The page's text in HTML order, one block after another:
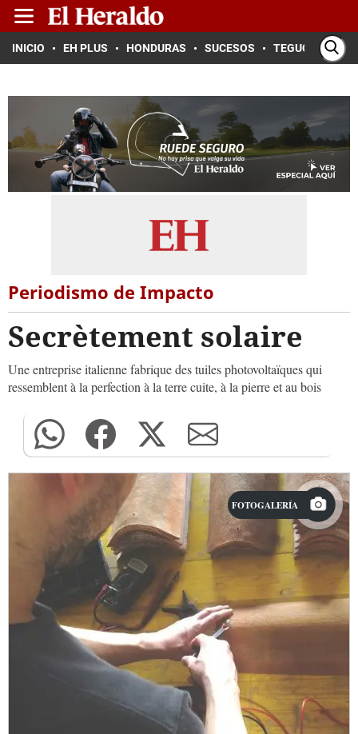
INICIO EH PLUS HONDURAS SUCESOS TEGUCIGALPA
Periodismo de Impacto
Secrètement solaire
Une entreprise italienne fabrique des tuiles photovoltaïques qui
ressemblent à la perfection à la terre cuite, à la pierre et au bois
FOTOGALERÍA